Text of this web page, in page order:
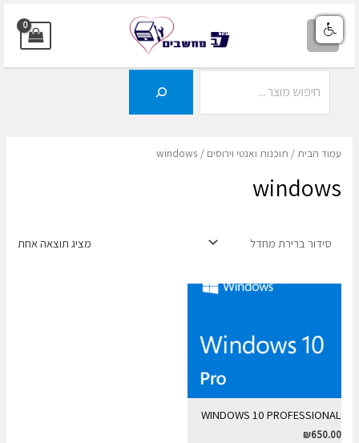
דילוג
לתוכן
MAIN
עמוד הבית/ תוכנות ואנטי וירוסים / windows
windows
מציג תוצאה אחת
WINDOWS 10 PROFESSIONAL
₪650.00